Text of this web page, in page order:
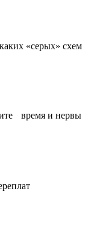
«серых» схем
время и нервы